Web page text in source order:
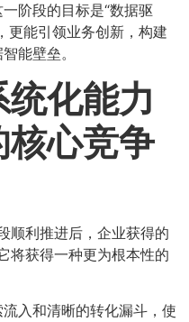
阶段的目标是“数据驱
更能引领业务创新，构建
能壁垒。
化能力
核心竞争
顺利推进后，企业获得的
将获得一种更为根本性的
流入和清晰的转化漏斗，使